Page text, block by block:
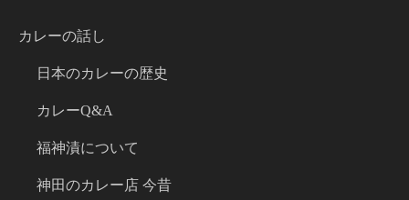
カレーの話し
日本のカレーの歴史
カレーQ&A
福神漬について
神田のカレー店 今昔